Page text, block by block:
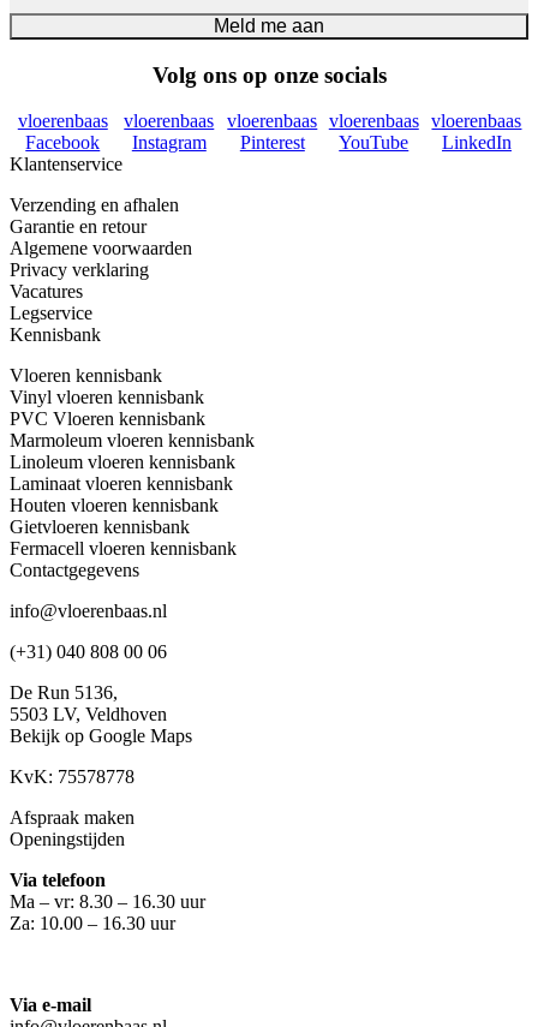
Meld me aan
Volg ons op onze socials
vloerenbaas
Facebook
vloerenbaas
Instagram
vloerenbaas
Pinterest
vloerenbaas
YouTube
vloerenbaas
LinkedIn
Klantenservice
Verzending en afhalen
Garantie en retour
Algemene voorwaarden
Privacy verklaring
Vacatures
Legservice
Kennisbank
Vloeren kennisbank
Vinyl vloeren kennisbank
PVC Vloeren kennisbank
Marmoleum vloeren kennisbank
Linoleum vloeren kennisbank
Laminaat vloeren kennisbank
Houten vloeren kennisbank
Gietvloeren kennisbank
Fermacell vloeren kennisbank
Contactgegevens
info@vloerenbaas.nl
(+31) 040 808 00 06
De Run 5136,
5503 LV, Veldhoven
Bekijk op Google Maps
KvK: 75578778
Afspraak maken
Openingstijden
Via telefoon
Ma – vr: 8.30 – 16.30 uur
Za: 10.00 – 16.30 uur
Via e-mail